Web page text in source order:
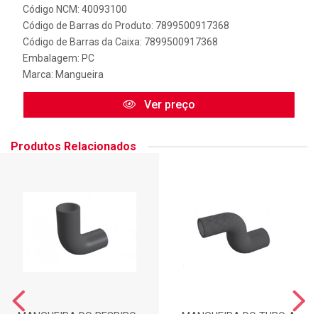
Código NCM: 40093100
Código de Barras do Produto: 7899500917368
Código de Barras da Caixa: 7899500917368
Embalagem: PC
Marca: Mangueira
Ver preço
Produtos Relacionados